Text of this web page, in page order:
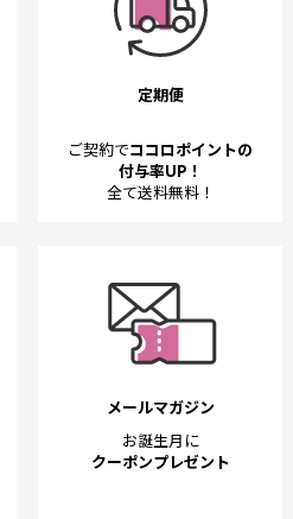
定期便
ご契約でココロポイントの
付与率UP！
全て送料無料！
メールマガジン
お誕生月に
クーポンプレゼント